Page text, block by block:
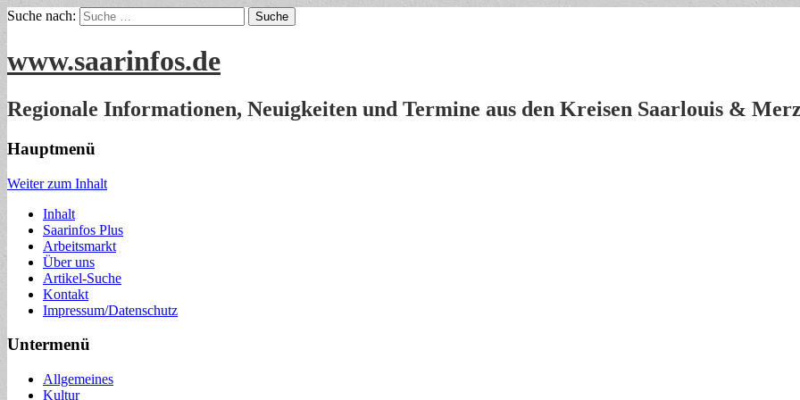
Suche nach:
www.saarinfos.de
Regionale Informationen, Neuigkeiten und Termine aus den Kreisen Saarlouis &
Hauptmenü
Weiter zum Inhalt
Inhalt
Saarinfos Plus
Arbeitsmarkt
Über uns
Artikel-Suche
Kontakt
Impressum/Datenschutz
Untermenü
Allgemeines
Kultur